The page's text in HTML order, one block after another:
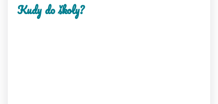
Kudy do školy?